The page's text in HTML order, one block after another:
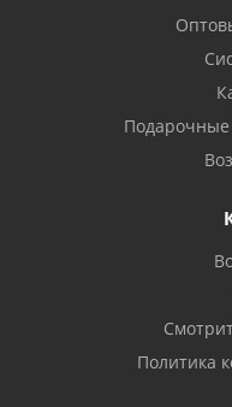
Политика